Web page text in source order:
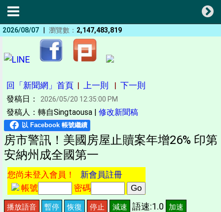
2026/08/07 | 瀏覽數： 2,147,483,819
回「新聞網」首頁 | 上一則 | 下一則
發稿日： 2026/05/20 12:35:00 PM
發稿人：轉自Singtaousa | 修改新聞稿
房市警訊！美國房屋止贖案年增26% 印第
安納州成全國第一
您尚未登入會員！ 新會員註冊
帳號
密碼
播放語音 暫停 恢復 停止 減速 語速:1.0 加速